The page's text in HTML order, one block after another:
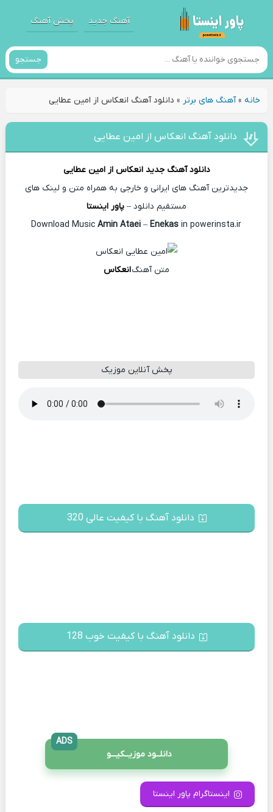
آهنگ جدید پخش آهنگ
جستجو
خانه»آهنگ های برتر » دانلود آهنگ انعکاس از امین عطایی
دانلود آهنگ انعکاس از امین عطایی
دانلود آهنگ جدید انعکاس ازامین عطایی
جدیدترین آهنگ های ایرانی و خارجی به همراه متن و لینک های
مستقیم دانلود – پاور اینستا
Amin Ataei – Enekas in powerinsta.ir
متن آهنگانعکاس
پخش آنلاین موزیک
دانلود آهنگ با کیفیت عالی 320
دانلود آهنگ با کیفیت خوب 128
دانلــود موزیــکیـــو
ADS
اینستاگرام پاور اینستا